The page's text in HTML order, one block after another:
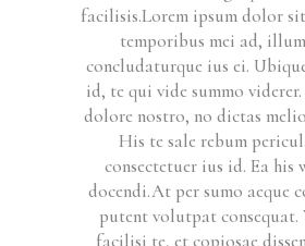
facilisis.Lorem ipsum dolor
temporibus mei ad,
concludaturque ius ei.
id, te qui vide summo
dolore nostro, no dictas
His te sale rebum
consectetuer ius id. Ea
docendi.At per sumo aeque
putent volutpat consequat.
facilisi te, et copiosae